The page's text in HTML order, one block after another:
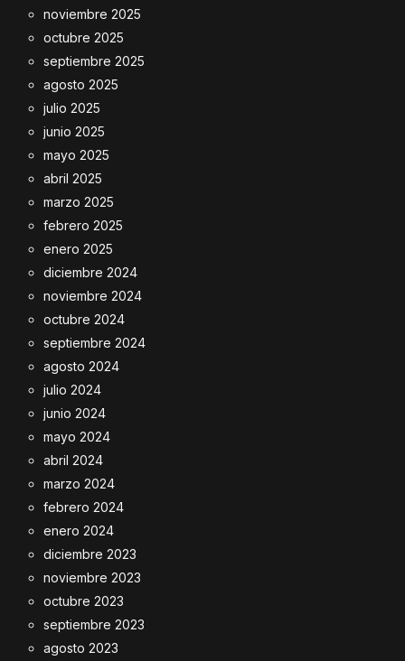
noviembre 2025
octubre 2025
septiembre 2025
agosto 2025
julio 2025
junio 2025
mayo 2025
abril 2025
marzo 2025
febrero 2025
enero 2025
diciembre 2024
noviembre 2024
octubre 2024
septiembre 2024
agosto 2024
julio 2024
junio 2024
mayo 2024
abril 2024
marzo 2024
febrero 2024
enero 2024
diciembre 2023
noviembre 2023
octubre 2023
septiembre 2023
agosto 2023